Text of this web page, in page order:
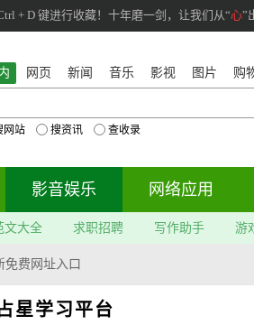
+ D 键进行收藏！十年磨一剑，让我们从“心”
网页 新闻 音乐 影视 图片 购
网站 搜资讯 查收录
影音娱乐 网络应用
文大全 求职招聘 写作助手 游
免费网址入口
星学习平台